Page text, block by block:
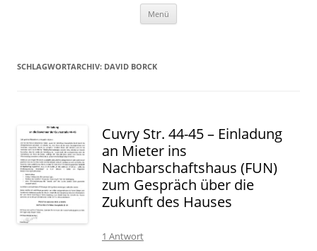
Menü
SCHLAGWORTARCHIV: DAVID BORCK
Cuvry Str. 44-45 – Einladung
an Mieter ins
Nachbarschaftshaus (FUN)
zum Gespräch über die
Zukunft des Hauses
1 Antwort